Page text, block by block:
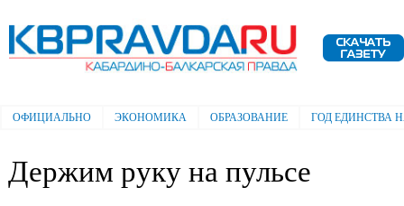
Электронная газета "Кабардино-
Балкарская правда"
Главное меню
ОФИЦИАЛЬНО ЭКОНОМИКА ОБРАЗОВАНИЕ ГОД ЕДИНСТВА
Держим руку на пульсе